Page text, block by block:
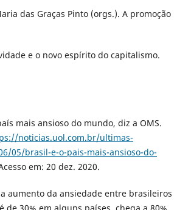
das Graças Pinto (orgs.). A promoção
e o novo espírito do capitalismo.
mais ansioso do mundo, diz a OMS.
noticias.uol.com.br/ultimas-
05/brasil-e-o-pais-mais-ansioso-do-
em: 20 dez. 2020.
aumento da ansiedade entre brasileiros